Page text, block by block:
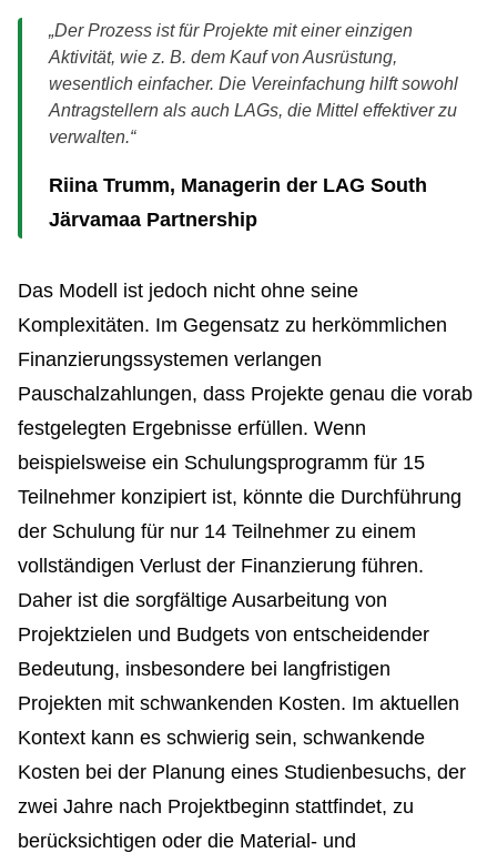
„Der Prozess ist für Projekte mit einer einzigen
Aktivität, wie z. B. dem Kauf von Ausrüstung,
wesentlich einfacher. Die Vereinfachung hilft sowohl
Antragstellern als auch LAGs, die Mittel effektiver zu
verwalten.“
Riina Trumm, Managerin der LAG South
Järvamaa Partnership
Das Modell ist jedoch nicht ohne seine
Komplexitäten. Im Gegensatz zu herkömmlichen
Finanzierungssystemen verlangen
Pauschalzahlungen, dass Projekte genau die vorab
festgelegten Ergebnisse erfüllen. Wenn
beispielsweise ein Schulungsprogramm für 15
Teilnehmer konzipiert ist, könnte die Durchführung
der Schulung für nur 14 Teilnehmer zu einem
vollständigen Verlust der Finanzierung führen.
Daher ist die sorgfältige Ausarbeitung von
Projektzielen und Budgets von entscheidender
Bedeutung, insbesondere bei langfristigen
Projekten mit schwankenden Kosten. Im aktuellen
Kontext kann es schwierig sein, schwankende
Kosten bei der Planung eines Studienbesuchs, der
zwei Jahre nach Projektbeginn stattfindet, zu
berücksichtigen oder die Material- und